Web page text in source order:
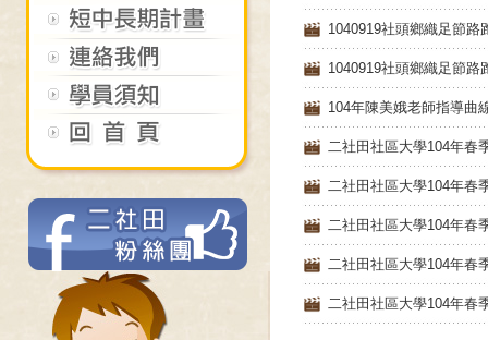
1040919社頭鄉織足節
1040919社頭鄉織足節
104年陳美娥老師指導曲
二社田社區大學104年春
二社田社區大學104年春
二社田社區大學104年春
二社田社區大學104年春
二社田社區大學104年春